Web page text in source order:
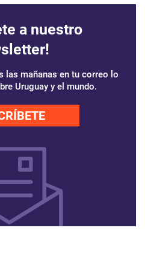
a nuestro
las mañanas en tu correo lo
Uruguay y el mundo.